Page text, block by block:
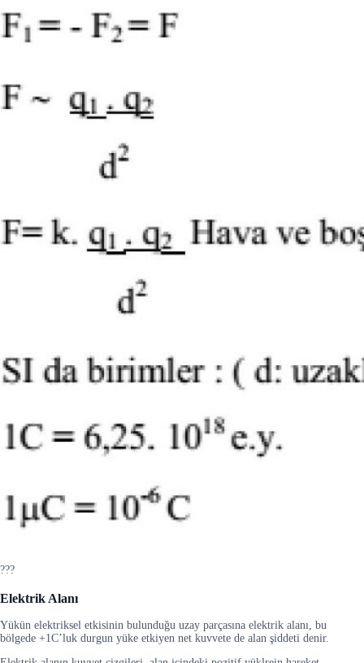
???
Elektrik Alanı
Yükün elektriksel etkisinin bulunduğu uzay parçasına elektrik alanı, bu
bölgede +1C’luk durgun yüke etkiyen net kuvvete de alan şiddeti denir.